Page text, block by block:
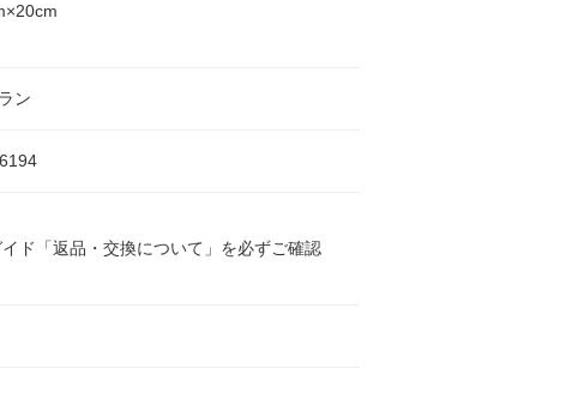
ン
ド「返品・交換について」を必ずご確認